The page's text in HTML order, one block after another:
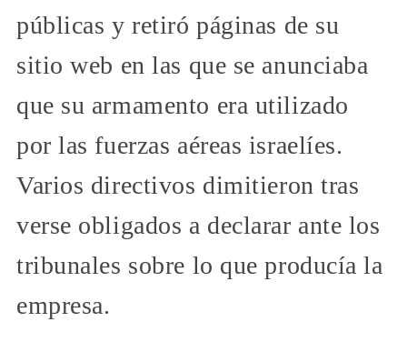
públicas y retiró páginas de su
sitio web en las que se anunciaba
que su armamento era utilizado
por las fuerzas aéreas israelíes.
Varios directivos dimitieron tras
verse obligados a declarar ante los
tribunales sobre lo que producía la
empresa.